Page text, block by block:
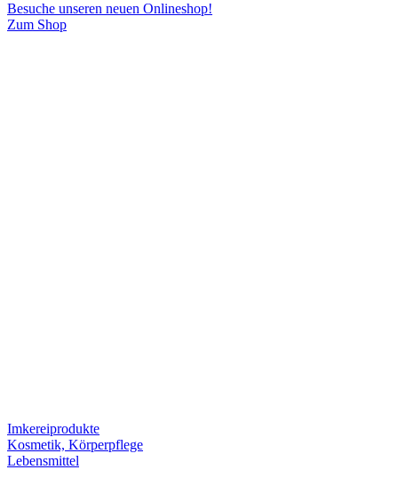
Besuche unseren neuen Onlineshop!
Zum Shop
Imkereiprodukte
Kosmetik, Körperpflege
Lebensmittel